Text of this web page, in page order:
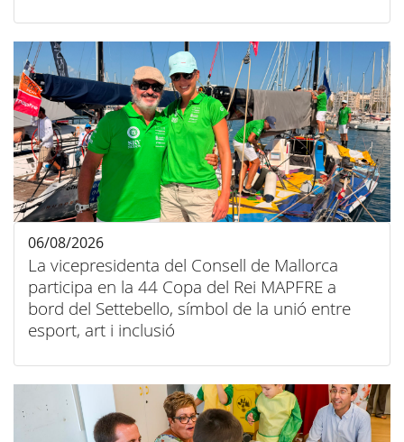
La vicepresidenta del Consell de Mallorca
participa en la 44 Copa del Rei MAPFRE a
bord del Settebello, símbol de la unió entre
esport, art i inclusió
06/08/2026